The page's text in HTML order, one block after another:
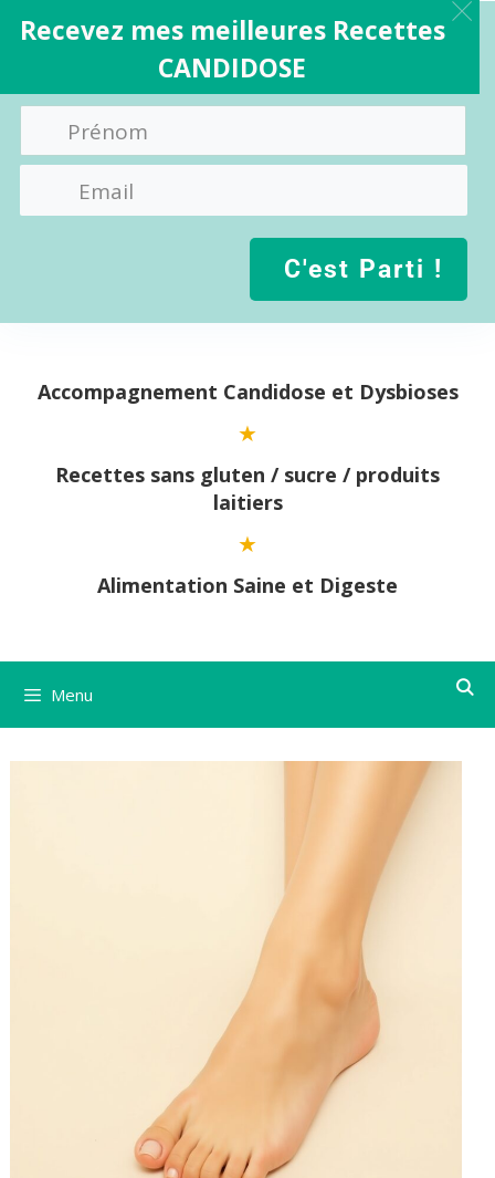
contenuAccompagnement Candidose et Dysbioses
Recettes sans gluten / sucre / produits
laitiers
Alimentation Saine et Digeste
Menu
Recevez mes meilleures Recettes
CANDIDOSE
C'est Parti !